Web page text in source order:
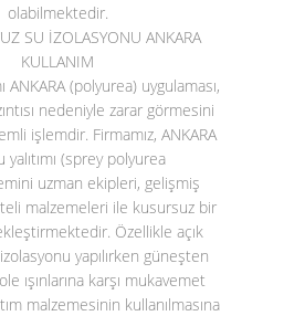
olabilmektedir.
SU İZOLASYONU ANKARA
KULLANIM
ANKARA (polyurea)uygulaması,
nedeniyle zarar görmesini
işlemdir. Firmamız, ANKARA
(sprey polyurea
uzman ekipleri, gelişmiş
malzemeleri ile kusursuz bir
Özellikle açık
yapılırken güneşten
ışınlarına karşı mukavemet
malzemesinin kullanılmasına